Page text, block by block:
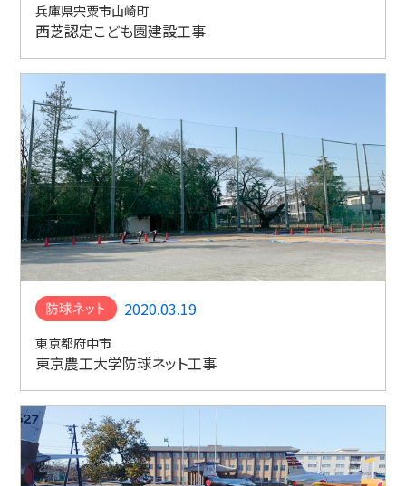
兵庫県宍粟市山崎町
西芝認定こども園建設工事
2020.03.19
東京都府中市
東京農工大学防球ネット工事